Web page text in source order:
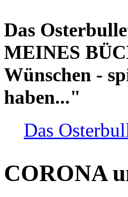
Das
MEINES
Wünschen -
haben..."
Das
CORONA